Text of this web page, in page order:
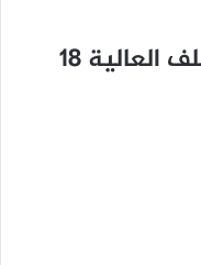
بلدية لكران عن طريق حلف العالية 18